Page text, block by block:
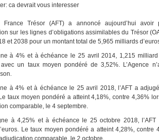
ca devrait vous interesser
France Trésor (AFT) a annoncé aujourd’hui
sur les lignes d’obligations assimilables du Trésor
et 2038 pour un montant total de 5,965 milliards
à 4% et à échéance le 25 avril 2014, 1,215 milliard
un taux moyen pondéré de 3,52%. L’Agence
à 4% et à échéance le 25 avril 2018, l’AFT a
taux moyen pondéré a atteint 4,18%, contre 4,36%
comparable, le 4 septembre.
à 4,25% et à échéance le 25 octobre 2018, l’AFT
Le taux moyen pondéré a atteint 4,28%, contre
comparable, le 2 octobre.